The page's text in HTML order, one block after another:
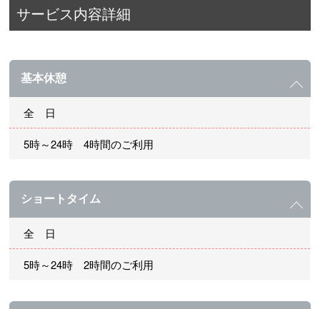
サービス内容詳細
基本休憩
全 日
5時～24時 4時間のご利用
ショートタイム
全 日
5時～24時 2時間のご利用